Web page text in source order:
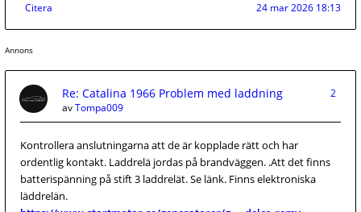
Citera 24 mar 2026 18:13
Annons
Re: Catalina 1966 Problem med laddning
2
avTompa009
Kontrollera anslutningarna att de är kopplade rätt och har
ordentlig kontakt. Laddrelä jordas på brandväggen. .Att det finns
batterispänning på stift 3 laddrelät. Se länk. Finns elektroniska
läddrelän.